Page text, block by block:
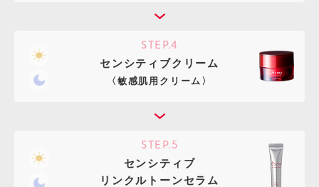
STEP.4
センシティブクリーム
〈敏感肌用クリーム〉
STEP.5
センシティブ
リンクルトーンセラム